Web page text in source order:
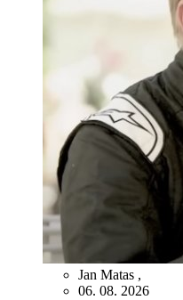
Jan Matas ,
06. 08. 2026